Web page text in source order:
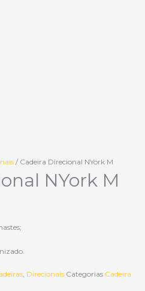
/ Cadeira Direcional NYork M
NYork M
Direcionais Categorias Cadeira